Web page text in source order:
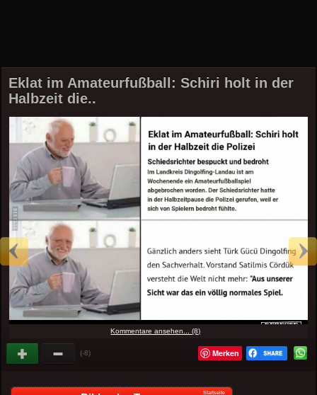
Eklat im Amateurfußball: Schiri holt in der
Halbzeit die..
Kommentare ansehen... (8)
(-8) Merken
Startseite